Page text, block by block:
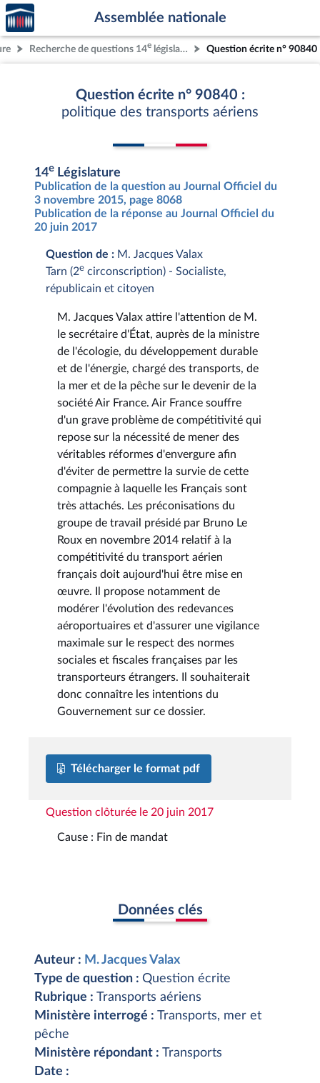
Aller au contenu
Aller en bas de la page
Accèder
à la
page
d'accueil
Assemblée nationale
Recherche de questions 14e législature Question écrite n° 90840
Question écrite n° 90840 :
politique des transports aériens
14e Législature
Publication de la question au Journal Officiel du
3 novembre 2015, page 8068
Publication de la réponse au Journal Officiel du
20 juin 2017
Question de : M. Jacques Valax
Tarn (2e circonscription) - Socialiste,
républicain et citoyen
M. Jacques Valax attire l'attention de M.
le secrétaire d'État, auprès de la ministre
de l'écologie, du développement durable
et de l'énergie, chargé des transports, de
la mer et de la pêche sur le devenir de la
société Air France. Air France souffre
d'un grave problème de compétitivité qui
repose sur la nécessité de mener des
véritables réformes d'envergure afin
d'éviter de permettre la survie de cette
compagnie à laquelle les Français sont
très attachés. Les préconisations du
groupe de travail présidé par Bruno Le
Roux en novembre 2014 relatif à la
compétitivité du transport aérien
français doit aujourd'hui être mise en
œuvre. Il propose notamment de
modérer l'évolution des redevances
aéroportuaires et d'assurer une vigilance
maximale sur le respect des normes
sociales et fiscales françaises par les
transporteurs étrangers. Il souhaiterait
donc connaître les intentions du
Gouvernement sur ce dossier.
Télécharger le format pdf
Question clôturée le 20 juin 2017
Cause : Fin de mandat
Données clés
Auteur : M. Jacques Valax
Type de question : Question écrite
Rubrique : Transports aériens
Ministère interrogé : Transports, mer et
pêche
Ministère répondant : Transports
Date :